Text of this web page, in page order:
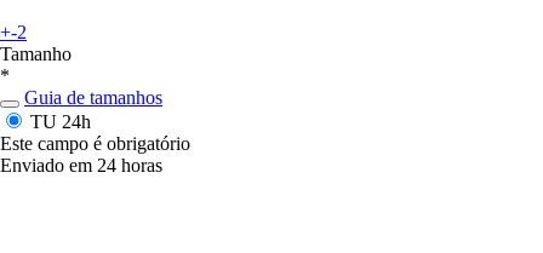
+-2
Tamanho
*
Guia de tamanhos
TU 24h
Este campo é obrigatório
Enviado em 24 horas